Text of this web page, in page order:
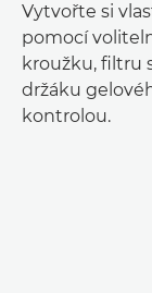
Vytvořte si
pomocí
kroužku, filtru
držáku
kontrolou.